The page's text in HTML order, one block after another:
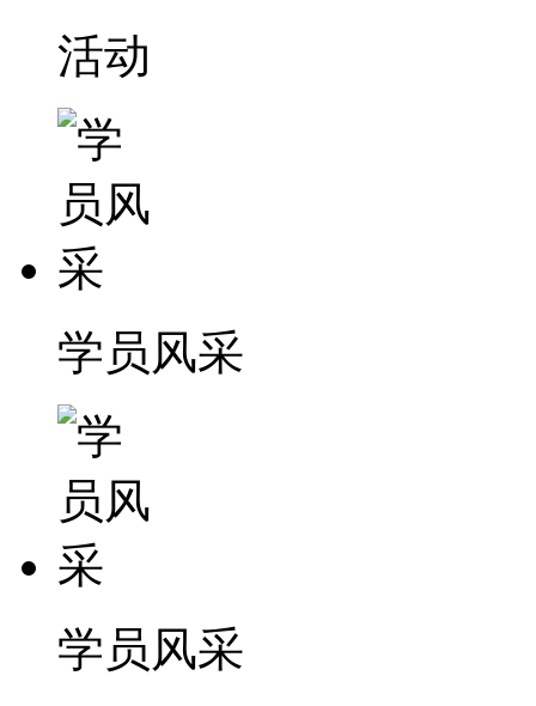
活动
学员风采
学员风采